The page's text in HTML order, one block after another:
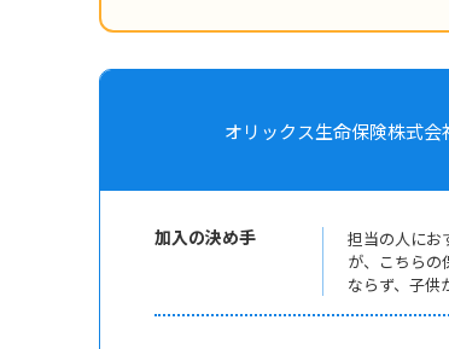
オリックス生命保険株式
加入の決め手
担当の人にお
が、こちらの
ならず、子供